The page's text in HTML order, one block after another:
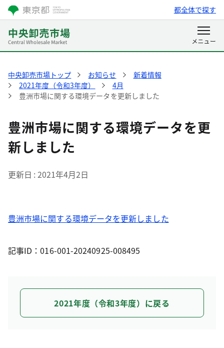
都全体で探す
中央卸売市場トップ お知らせ
新着情報
2021年度（令和3年度）
4月
豊洲市場に関する環境データを更新しました
豊洲市場に関する環境データを更
新しました
更新日 2021年4月2日
豊洲市場に関する環境データを更新しました
記事ID：016-001-20240925-008495
2021年度（令和3年度）に戻る